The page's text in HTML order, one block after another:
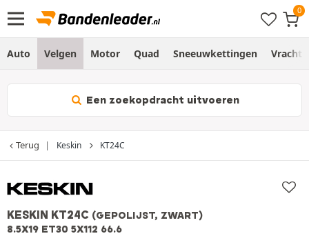
Auto Velgen Motor Quad Sneeuwkettingen
Een zoekopdracht uitvoeren
Terug Keskin KT24C
KESKIN KT24C (GEPOLIJST, ZWART)
8.5X19 ET30 5X112 66.6